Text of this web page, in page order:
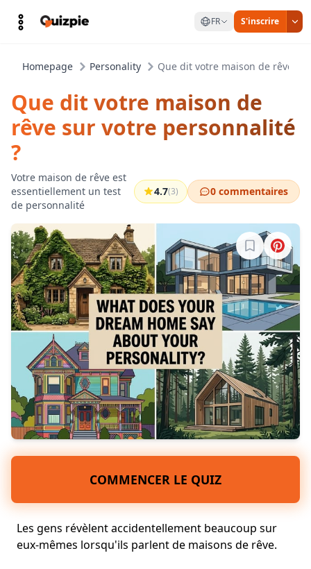
FR S'inscrire
Homepage Personality Que dit votre maison de rêve
Que dit votre maison de
rêve sur votre personnalité
?
Votre maison de rêve est
essentiellement un test
de personnalité
4.7(3) 0 commentaires
Connectez-
COMMENCER LE QUIZ
Les gens révèlent accidentellement beaucoup sur
eux-mêmes lorsqu'ils parlent de maisons de rêve.